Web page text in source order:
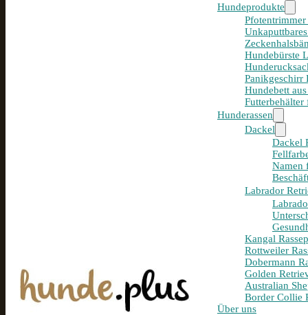
Hundeprodukte
Hundebürste
Panikgeschirr
Hundebett
Hunderassen
Dackel
Dackel
Namen
Labrador
Kangal
Rottweiler
Dobermann
Golden
Australian
Border Collie
Über uns